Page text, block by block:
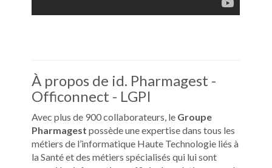
À propos de id. Pharmagest -
Officonnect - LGPI
Avec plus de 900 collaborateurs, le Groupe
Pharmagest possède une expertise dans tous les
métiers de l’informatique Haute Technologie liés à
la Santé et des métiers spécialisés qui lui sont